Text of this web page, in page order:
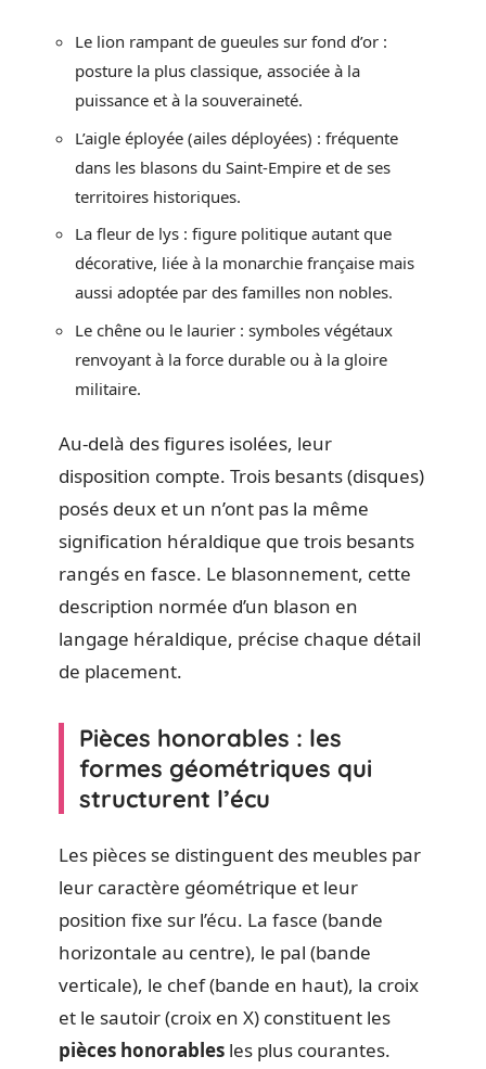
Le lion rampant de gueules sur fond d’or :
posture la plus classique, associée à la
puissance et à la souveraineté.
L’aigle éployée (ailes déployées) : fréquente
dans les blasons du Saint-Empire et de ses
territoires historiques.
La fleur de lys : figure politique autant que
décorative, liée à la monarchie française mais
aussi adoptée par des familles non nobles.
Le chêne ou le laurier : symboles végétaux
renvoyant à la force durable ou à la gloire
militaire.
Au-delà des figures isolées, leur
disposition compte. Trois besants (disques)
posés deux et un n’ont pas la même
signification héraldique que trois besants
rangés en fasce. Le blasonnement, cette
description normée d’un blason en
langage héraldique, précise chaque détail
de placement.
Pièces honorables : les
formes géométriques qui
structurent l’écu
Les pièces se distinguent des meubles par
leur caractère géométrique et leur
position fixe sur l’écu. La fasce (bande
horizontale au centre), le pal (bande
verticale), le chef (bande en haut), la croix
et le sautoir (croix en X) constituent les
pièces honorables les plus courantes.